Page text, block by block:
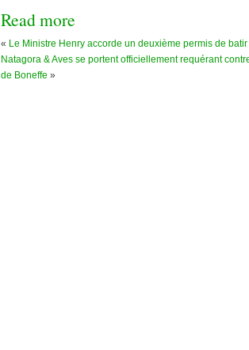
Read more
« Le Ministre Henry accorde un deuxième permis de batir
Natagora & Aves se portent officiellement requérant
de Boneffe »